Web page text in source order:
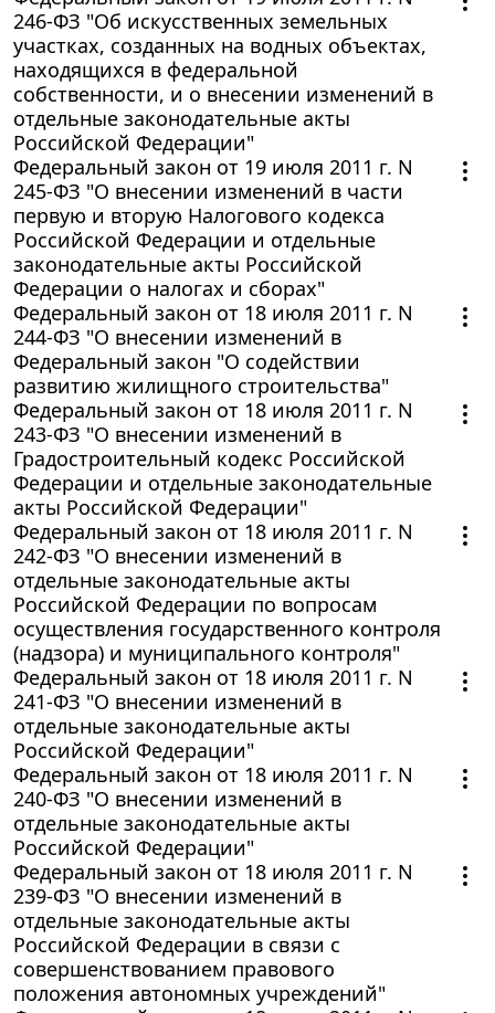
246-ФЗ "Об искусственных земельных
участках, созданных на водных объектах,
находящихся в федеральной
собственности, и о внесении изменений в
отдельные законодательные акты
Российской Федерации"
Федеральный закон от 19 июля 2011 г. N
245-ФЗ "О внесении изменений в части
первую и вторую Налогового кодекса
Российской Федерации и отдельные
законодательные акты Российской
Федерации о налогах и сборах"
Федеральный закон от 18 июля 2011 г. N
244-ФЗ "О внесении изменений в
Федеральный закон "О содействии
развитию жилищного строительства"
Федеральный закон от 18 июля 2011 г. N
243-ФЗ "О внесении изменений в
Градостроительный кодекс Российской
Федерации и отдельные законодательные
акты Российской Федерации"
Федеральный закон от 18 июля 2011 г. N
242-ФЗ "О внесении изменений в
отдельные законодательные акты
Российской Федерации по вопросам
осуществления государственного контроля
(надзора) и муниципального контроля"
Федеральный закон от 18 июля 2011 г. N
241-ФЗ "О внесении изменений в
отдельные законодательные акты
Российской Федерации"
Федеральный закон от 18 июля 2011 г. N
240-ФЗ "О внесении изменений в
отдельные законодательные акты
Российской Федерации"
Федеральный закон от 18 июля 2011 г. N
239-ФЗ "О внесении изменений в
отдельные законодательные акты
Российской Федерации в связи с
совершенствованием правового
положения автономных учреждений"